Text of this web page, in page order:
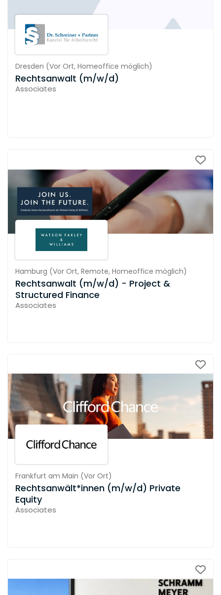
Dresden (Vor Ort, Homeoffice möglich)
Rechtsanwalt (m/w/d)
Associates
Hamburg (Vor Ort, Remote, Homeoffice möglich)
Rechtsanwalt (m/w/d) - Project &
Structured Finance
Associates
Frankfurt am Main (Vor Ort)
Rechtsanwält*innen (m/w/d) Private
Equity
Associates